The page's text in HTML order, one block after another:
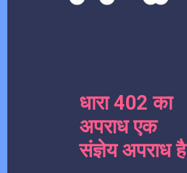
धारा 402 का
अपराध एक
संज्ञेय अपराध है